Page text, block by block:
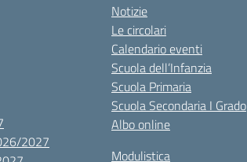
2027
Notizie
Le circolari
Calendario eventi
Scuola dell’Infanzia
Scuola Primaria
Scuola Secondaria I Grado
Albo online
Modulistica